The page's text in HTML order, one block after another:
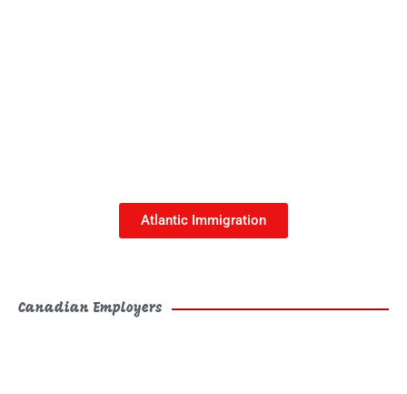
Atlantic Immigration
Canadian Employers